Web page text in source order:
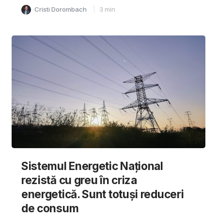
Cristi Dorombach 3 min
Sistemul Energetic Național
rezistă cu greu în criza
energetică. Sunt totuși reduceri
de consum